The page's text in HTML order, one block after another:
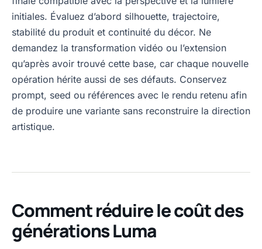
initiales. Évaluez d’abord silhouette, trajectoire,
stabilité du produit et continuité du décor. Ne
demandez la transformation vidéo ou l’extension
qu’après avoir trouvé cette base, car chaque nouvelle
opération hérite aussi de ses défauts. Conservez
prompt, seed ou références avec le rendu retenu afin
de produire une variante sans reconstruire la direction
artistique.
Comment réduire le coût des
générations Luma